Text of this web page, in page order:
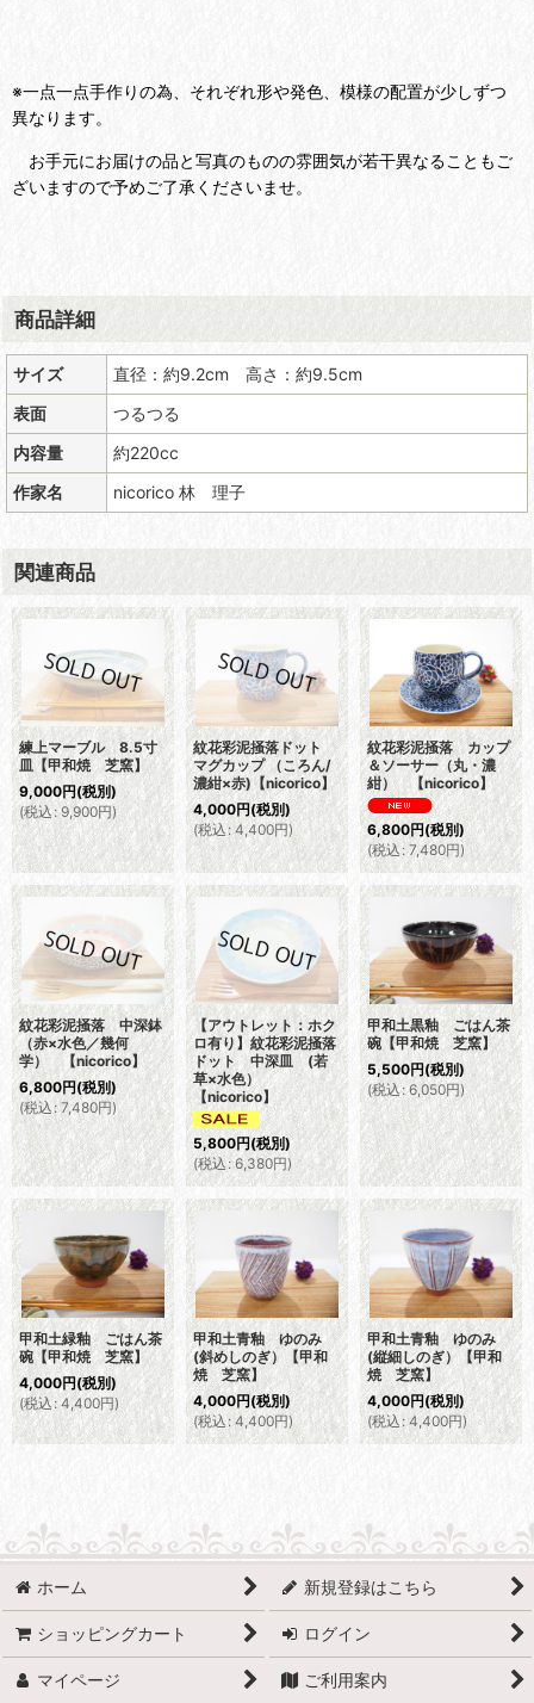
※一点一点手作りの為、それぞれ形や発色、模様の配置が少しずつ
異なります。
お手元にお届けの品と写真のものの雰囲気が若干異なることもご
ざいますので予めご了承くださいませ。
商品詳細
サイズ
直径：約9.2cm 高さ：約9.5cm
表面
つるつる
内容量
約220cc
作家名
nicorico 林 理子
関連商品
練上マーブル 8.5寸
皿【甲和焼 芝窯】
9,000円(税別)
(税込: 9,900円)
紋花彩泥掻落ドット
マグカップ （ころん/
濃紺×赤)【nicorico】
4,000円(税別)
(税込 : 4,400円)
紋花彩泥掻落 カップ
＆ソーサー（丸・濃
紺） 【nicorico】
6,800円(税別)
(税込 : 7,480円)
紋花彩泥掻落 中深鉢
（赤×水色／幾何
学） 【nicorico】
6,800円(税別)
(税込 : 7,480円)
【アウトレット：ホク
ロ有り】紋花彩泥掻落
ドット 中深皿 (若
草×水色）
【nicorico】
5,800円(税別)
(税込: 6,380円)
甲和土黒釉 ごはん茶
碗【甲和焼 芝窯】
5,500円(税別)
(税込: 6,050円)
甲和土緑釉 ごはん茶
碗【甲和焼 芝窯】
4,000円(税別)
(税込: 4,400円)
甲和土青釉 ゆのみ
(斜めしのぎ）【甲和
焼 芝窯】
4,000円(税別)
(税込: 4,400円)
甲和土青釉 ゆのみ
(縦細しのぎ）【甲和
焼 芝窯】
4,000円(税別)
(税込: 4,400円)
ホーム 新規登録はこちら
ショッピングカート ログイン
マイページ ご利用案内